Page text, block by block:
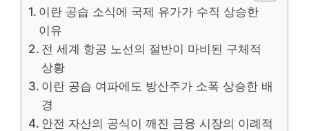
이란 공습 소식에 국제 유가가 수직 상승한
이유
전 세계 항공 노선의 절반이 마비된 구체적
상황
이란 공습 여파에도 방산주가 소폭 상승한 배
경
안전 자산의 공식이 깨진 금융 시장의 이례적